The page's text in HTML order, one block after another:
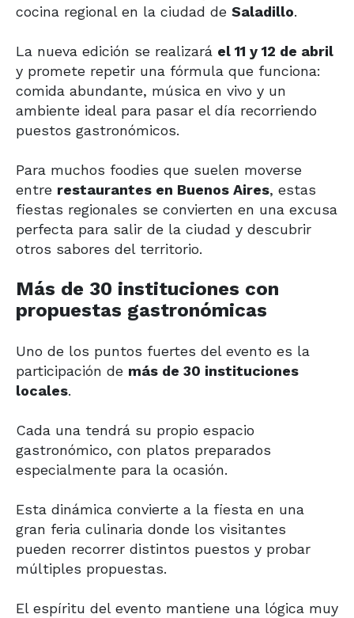
cocina regional en la ciudad de Saladillo.
La nueva edición se realizará el 11 y 12 de abril
y promete repetir una fórmula que funciona:
comida abundante, música en vivo y un
ambiente ideal para pasar el día recorriendo
puestos gastronómicos.
Para muchos foodies que suelen moverse
entre restaurantes en Buenos Aires, estas
fiestas regionales se convierten en una excusa
perfecta para salir de la ciudad y descubrir
otros sabores del territorio.
Más de 30 instituciones con
propuestas gastronómicas
Uno de los puntos fuertes del evento es la
participación de más de 30 instituciones
locales.
Cada una tendrá su propio espacio
gastronómico, con platos preparados
especialmente para la ocasión.
Esta dinámica convierte a la fiesta en una
gran feria culinaria donde los visitantes
pueden recorrer distintos puestos y probar
múltiples propuestas.
El espíritu del evento mantiene una lógica muy